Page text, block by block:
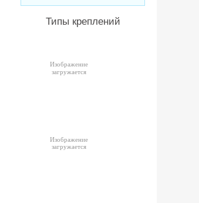
Типы креплений